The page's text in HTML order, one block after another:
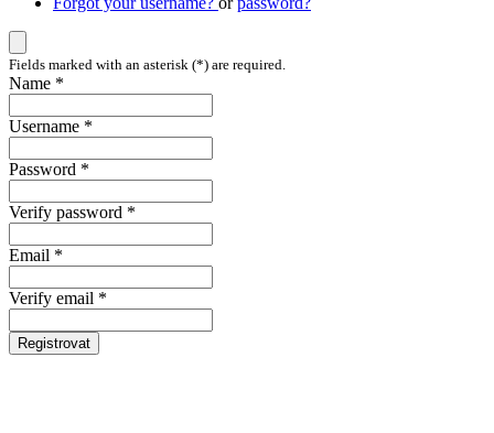
Fields marked with an asterisk (*) are required.
Name *
Username *
Password *
Verify password *
Email *
Verify email *
Registrovat